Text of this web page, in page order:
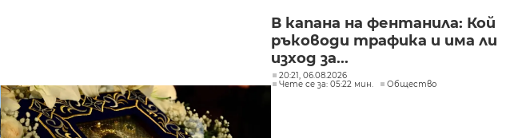
В капана на фентанила: Кой
ръководи трафика и има ли
изход за...
20:21, 06.08.2026
Чете се за: 05:22 мин.
Общество